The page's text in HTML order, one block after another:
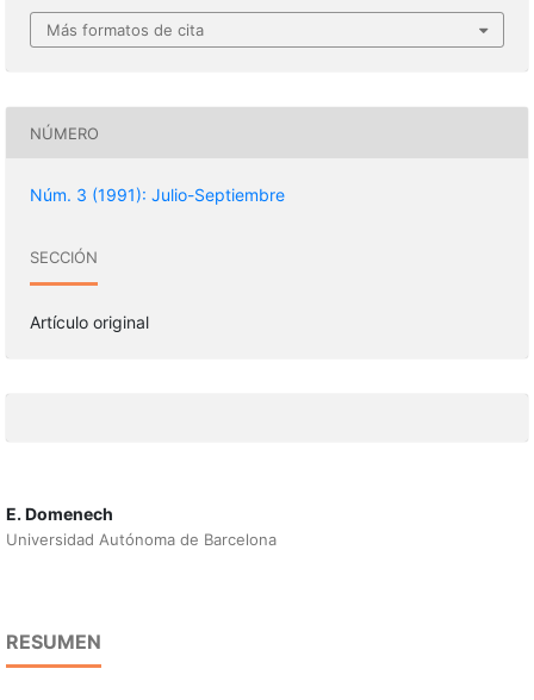
Más formatos de cita
NÚMERO
Núm. 3 (1991): Julio-Septiembre
SECCIÓN
Artículo original
E. Domenech
Universidad Autónoma de Barcelona
RESUMEN